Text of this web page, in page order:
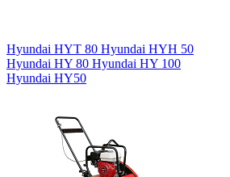
Hyundai HYT 80 Hyundai HYH 50
Hyundai HY 80 Hyundai HY 100
Hyundai HY50